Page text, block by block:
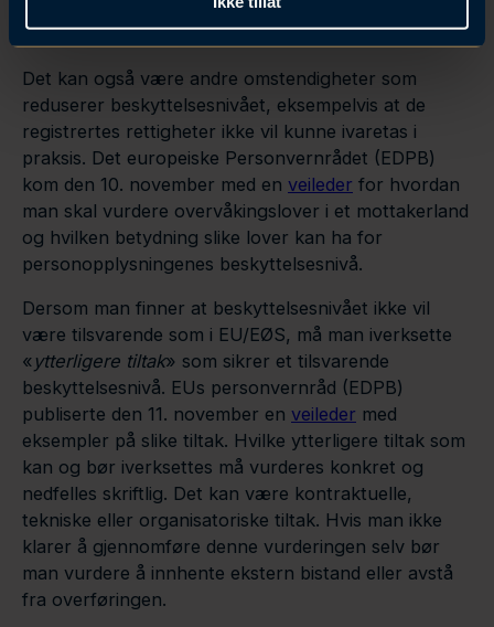
eksempelvis ved å gi myndighetene i tredjeland
uforholdsmessig stor adgang til dataene.
Det kan også være andre omstendigheter som
reduserer beskyttelsesnivået, eksempelvis at de
registrertes rettigheter ikke vil kunne ivaretas i
praksis. Det europeiske Personvernrådet (EDPB)
kom den 10. november med en veileder for hvordan
man skal vurdere overvåkingslover i et mottakerland
og hvilken betydning slike lover kan ha for
personopplysningenes beskyttelsesnivå.
Dersom man finner at beskyttelsesnivået ikke vil
være tilsvarende som i EU/EØS, må man iverksette
« ytterligere tiltak» som sikrer et tilsvarende
beskyttelsesnivå. EUs personvernråd (EDPB)
publiserte den 11. november en veileder med
eksempler på slike tiltak. Hvilke ytterligere tiltak som
kan og bør iverksettes må vurderes konkret og
nedfelles skriftlig. Det kan være kontraktuelle,
tekniske eller organisatoriske tiltak. Hvis man ikke
klarer å gjennomføre denne vurderingen selv bør
man vurdere å innhente ekstern bistand eller avstå
fra overføringen.